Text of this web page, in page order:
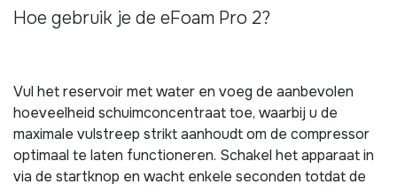
Hoe gebruik je de eFoam Pro 2?
Vul het reservoir met water en voeg de aanbevolen
hoeveelheid schuimconcentraat toe, waarbij u de
maximale vulstreep strikt aanhoudt om de compressor
optimaal te laten functioneren. Schakel het apparaat in
via de startknop en wacht enkele seconden totdat de